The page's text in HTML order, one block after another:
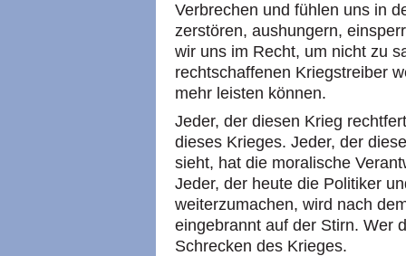
Verbrechen und fühlen uns in
zerstören, aushungern,
wir uns im Recht, um nicht zu
rechtschaffenen Kriegstreiber
mehr leisten können.
Jeder, der diesen Krieg
dieses Krieges. Jeder, der
sieht, hat die moralische
Jeder, der heute die Politiker
weiterzumachen, wird nach
eingebrannt auf der Stirn. Wer
Schrecken des Krieges.